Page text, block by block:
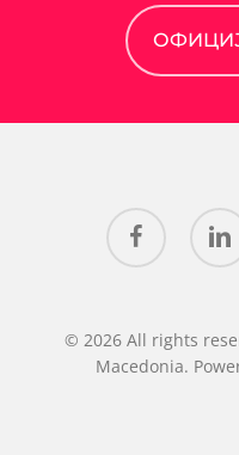
facebook
© 2026 All rights
Macedonia.